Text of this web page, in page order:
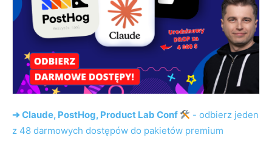
➔ Claude, PostHog, Product Lab Conf
- odbierz jeden
z 48 darmowych dostępów do pakietów premium